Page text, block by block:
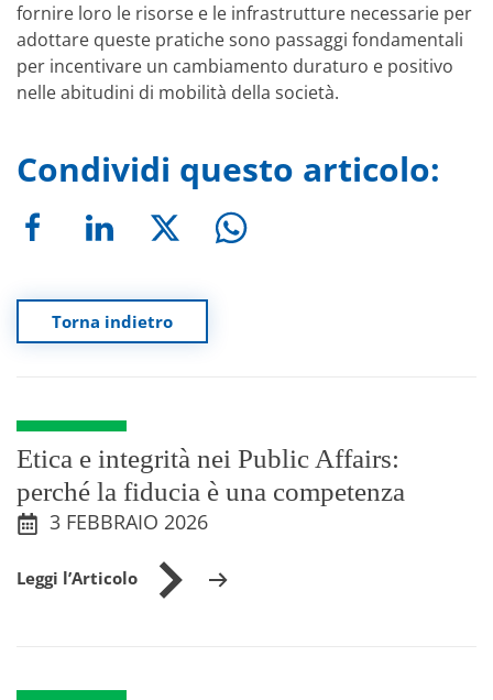
fornire loro le risorse e le infrastrutture necessarie per
adottare queste pratiche sono passaggi fondamentali
per incentivare un cambiamento duraturo e positivo
nelle abitudini di mobilità della società.
Condividi questo articolo:
Torna indietro
Etica e integrità nei Public Affairs:
perché la fiducia è una competenza
3 FEBBRAIO 2026
Leggi l’Articolo